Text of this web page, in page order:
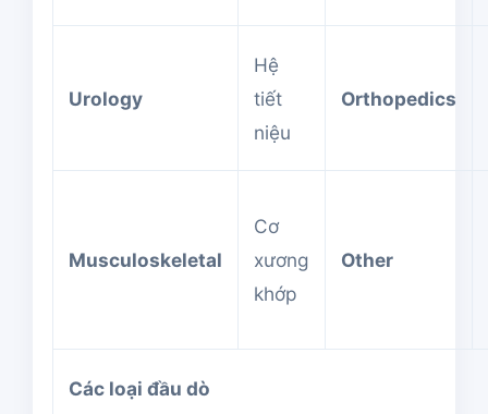
Urology
Hệ
tiết
niệu
Orthopedics
Musculoskeletal
Cơ
xương
khớp
Other
Các loại đầu dò